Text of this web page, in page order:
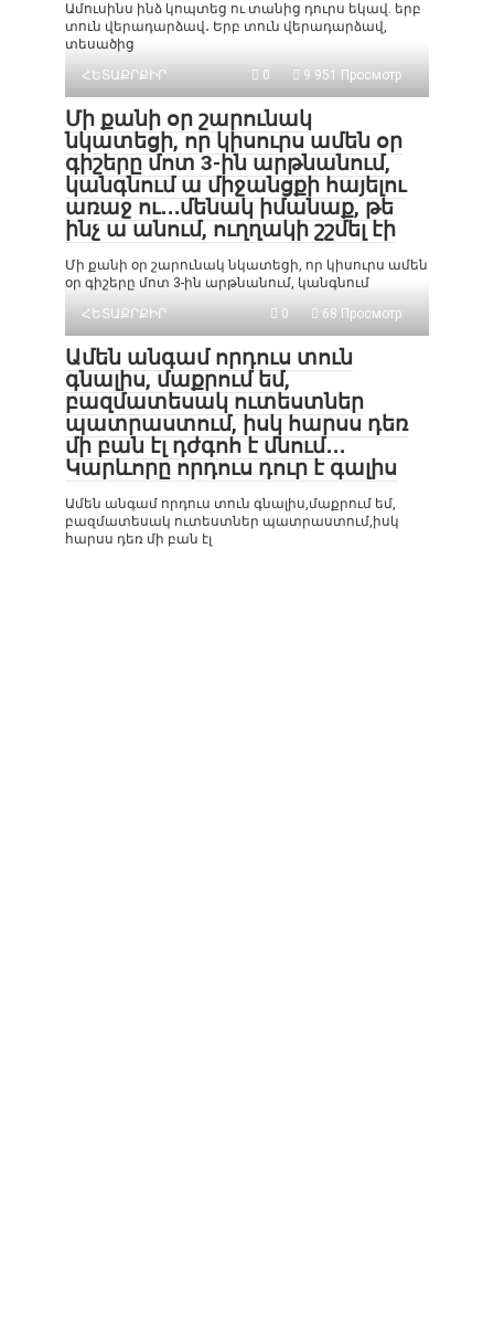
Ամուսինս ինձ կոպտեց ու տանից դուրս եկավ. երբ
տուն վերադարձավ․ Երբ տուն վերադարձավ,
տեսածից
ՀԵՏԱՔՐՔԻՐ
0 9 951 Просмотр
Մի քանի օր շարունակ
նկատեցի, որ կիսուրս ամեն օր
գիշերը մոտ 3-ին արթնանում,
կանգնում ա միջանցքի հայելու
առաջ ու․․․մենակ իմանաք, թե
ինչ ա անում, ուղղակի շշմել էի
Մի քանի օր շարունակ նկատեցի, որ կիսուրս ամեն
օր գիշերը մոտ 3-ին արթնանում, կանգնում
ՀԵՏԱՔՐՔԻՐ
0 68 Просмотр
Ամեն անգամ որդուս տուն
գնալիս, մաքրում եմ,
բազմատեսակ ուտեստներ
պատրաստում, իսկ հարսս դեռ
մի բան էլ դժգոհ է մնում․․․
Կարևորը որդուս դուր է գալիս
Ամեն անգամ որդուս տուն գնալիս,մաքրում եմ,
բազմատեսակ ուտեստներ պատրաստում,իսկ
հարսս դեռ մի բան էլ